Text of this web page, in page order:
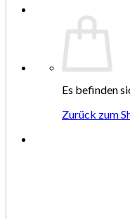
Es befinden
Zurück zum